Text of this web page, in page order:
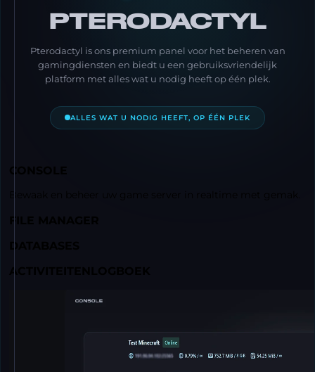
PTERODACTYL
Pterodactyl is ons premium panel voor het beheren van
gamingdiensten en biedt u een gebruiksvriendelijk
platform met alles wat u nodig heeft op één plek.
ALLES WAT U NODIG HEEFT, OP ÉÉN PLEK